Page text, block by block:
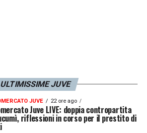
ULTIMISSIME JUVE
JUVE 22 ore ago
Juve LIVE: doppia contropartita
riflessioni in corso per il prestito di